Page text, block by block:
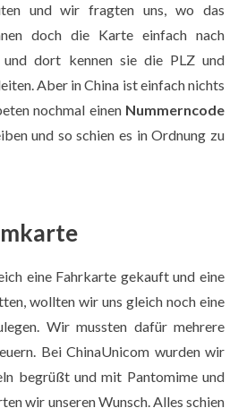
und wir fragten uns, wo das
doch die Karte einfach nach
und dort kennen sie die PLZ und
Aber in China ist einfach nichts
nochmal einen Nummerncode
und so schien es in Ordnung zu
eine Fahrkarte gekauft und eine
wollten wir uns gleich noch eine
Wir mussten dafür mehrere
Bei ChinaUnicom wurden wir
begrüßt und mit Pantomime und
wir unseren Wunsch. Alles schien